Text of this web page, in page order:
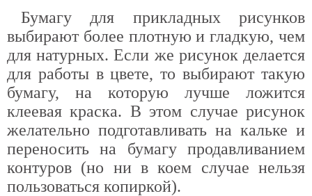
Бумагу для прикладных рисунков
выбирают более плотную и гладкую, чем
для натурных. Если же рисунок делается
для работы в цвете, то выбирают такую
бумагу, на которую лучше ложится
клеевая краска. В этом случае рисунок
желательно подготавливать на кальке и
переносить на бумагу продавливанием
контуров (но ни в коем случае нельзя
пользоваться копиркой).